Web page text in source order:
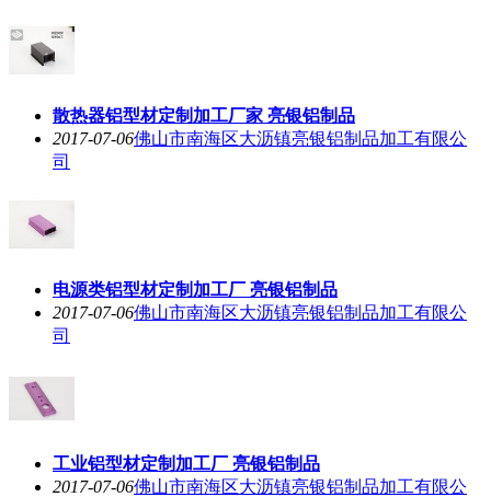
散热器铝型材定制加工厂家 亮银铝制品
2017-07-06佛山市南海区大沥镇亮银铝制品加工有限公
司
电源类铝型材定制加工厂 亮银铝制品
2017-07-06佛山市南海区大沥镇亮银铝制品加工有限公
司
工业铝型材定制加工厂 亮银铝制品
2017-07-06佛山市南海区大沥镇亮银铝制品加工有限公